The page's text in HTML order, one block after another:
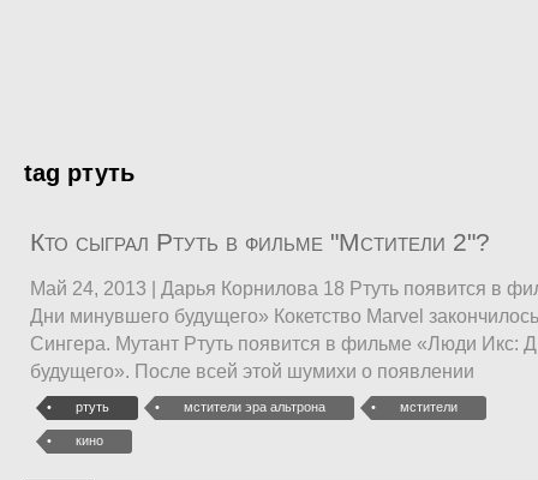
tag ртуть
Кто сыграл Ртуть в фильме "Мстители 2"?
Май 24, 2013 | Дарья Корнилова 18 Ртуть появится в
Дни минувшего будущего» Кокетство Marvel
Сингера. Мутант Ртуть появится в фильме «Люди Икс:
будущего». После всей этой шумихи о появлении
ртуть мстители эра альтрона мстители
кино